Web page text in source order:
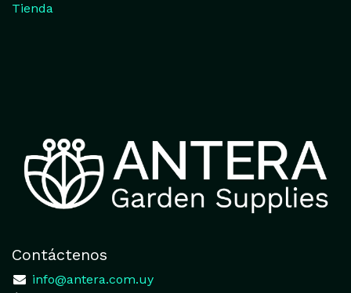
Tienda
Contáctenos
info@antera.com.uy